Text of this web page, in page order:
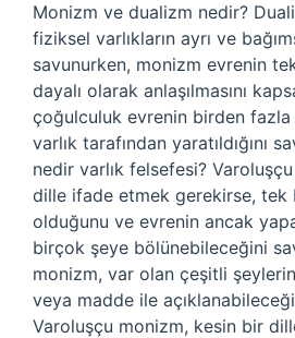
Monizm ve dualizm nedir?
fiziksel varlıkların ayrı ve
savunurken, monizm evrenin
dayalı olarak anlaşılmasını
çoğulculuk evrenin birden
varlık tarafından yaratıldığını
nedir varlık felsefesi?
dille ifade etmek gerekirse, tek
olduğunu ve evrenin ancak
birçok şeye bölünebileceğini
monizm, var olan çeşitli
veya madde ile
Varoluşçu monizm, kesin bir